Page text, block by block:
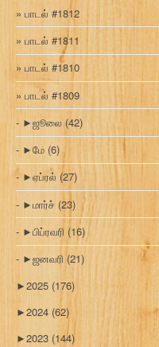
பாடல் #1812
பாடல் #1811
பாடல் #1810
பாடல் #1809
►ஜூலை(42)
►மே (6)
►ஏப்ரல் (27)
►மார்ச் (23)
►பிப்ரவரி (16)
►ஜனவரி (21)
►2025 (176)
►2024 (62)
►2023 (144)